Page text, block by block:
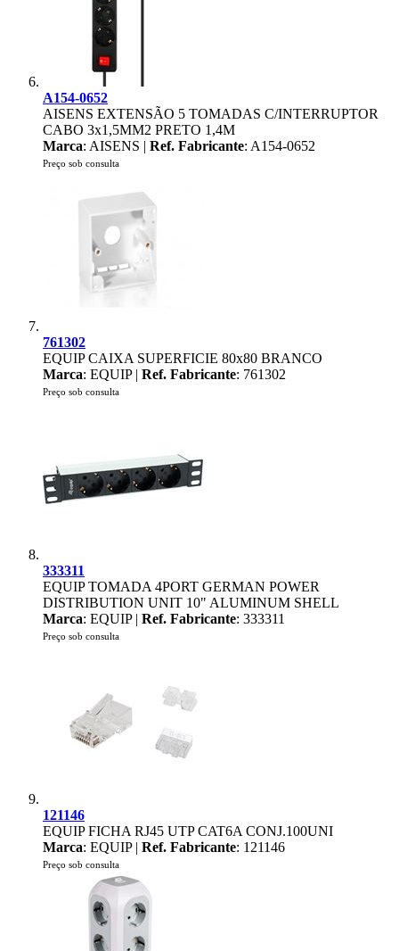
A154-0652
AISENS EXTENSÃO 5 TOMADAS C/INTERRUPTOR
CABO 3x1,5MM2 PRETO 1,4M
Marca: AISENS | Ref. Fabricante: A154-0652
Preço sob consulta
761302
EQUIP CAIXA SUPERFICIE 80x80 BRANCO
Marca: EQUIP | Ref. Fabricante: 761302
Preço sob consulta
333311
EQUIP TOMADA 4PORT GERMAN POWER
DISTRIBUTION UNIT 10" ALUMINUM SHELL
Marca: EQUIP | Ref. Fabricante: 333311
Preço sob consulta
121146
EQUIP FICHA RJ45 UTP CAT6A CONJ.100UNI
Marca: EQUIP | Ref. Fabricante: 121146
Preço sob consulta